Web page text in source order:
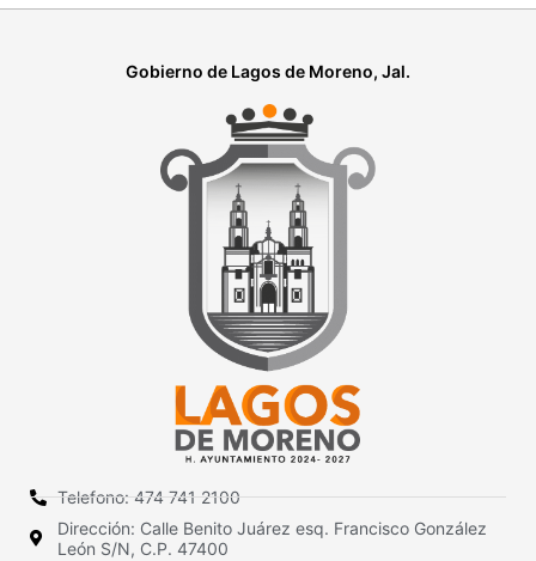
Gobierno de Lagos de Moreno, Jal.
Telefono: 474 741 2100
Dirección: Calle Benito Juárez esq. Francisco González
León S/N, C.P. 47400